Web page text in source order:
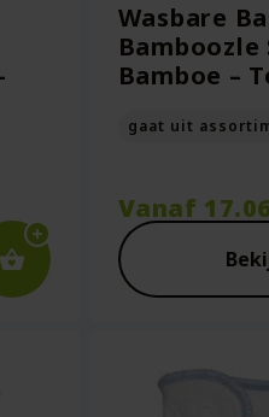
Wasbare
Bamboe –
gaat uit
Vanaf